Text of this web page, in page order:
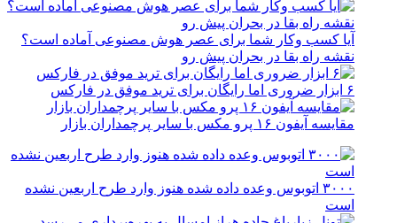
آیا کسب وکار شما برای عصر هوش مصنوعی آماده است؟
نقشه راه بقا در بحران پیش رو
۶ ابزار ضروری اما رایگان برای ترید موفق در فارکس
مقایسه آیفون ۱۶ پرو مکس با سایر پرچمداران بازار
۳۰۰۰ اتوبوس وعده داده شده هنوز وارد طرح اربعین نشده
است